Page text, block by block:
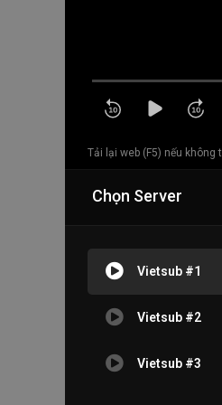
Tải lại web (F5) nếu
Chọn Server
Vietsub #1
Vietsub #2
Vietsub #3